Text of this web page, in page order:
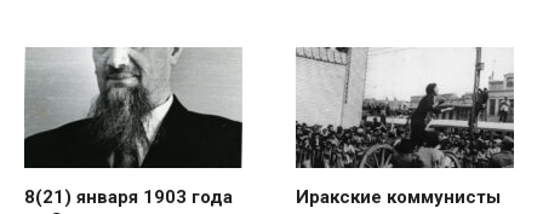
8(21) января 1903 года
Иракские коммунисты